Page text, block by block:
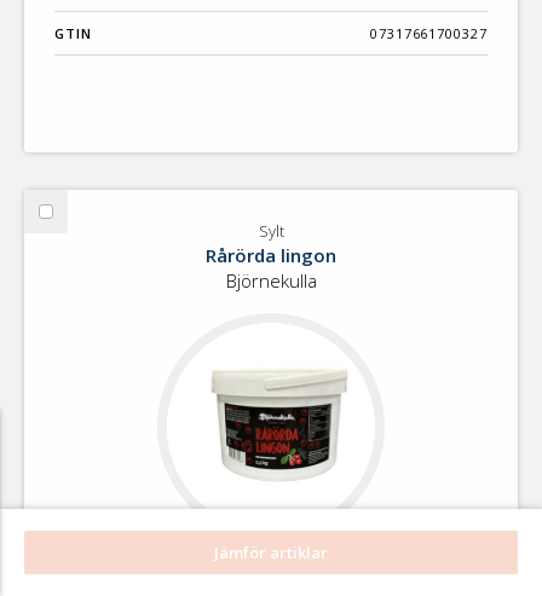
GTIN 07317661700327
Välj
Sylt
Rårörda lingon
Björnekulla
Jämför artiklar